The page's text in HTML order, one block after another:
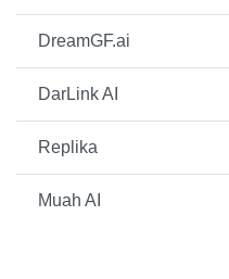
DreamGF.ai
DarLink AI
Replika
Muah AI